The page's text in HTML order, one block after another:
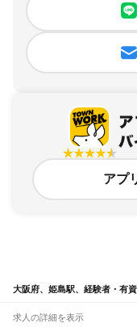
アプ
大阪府、姫島駅、経験者・有
求人の詳細を表示